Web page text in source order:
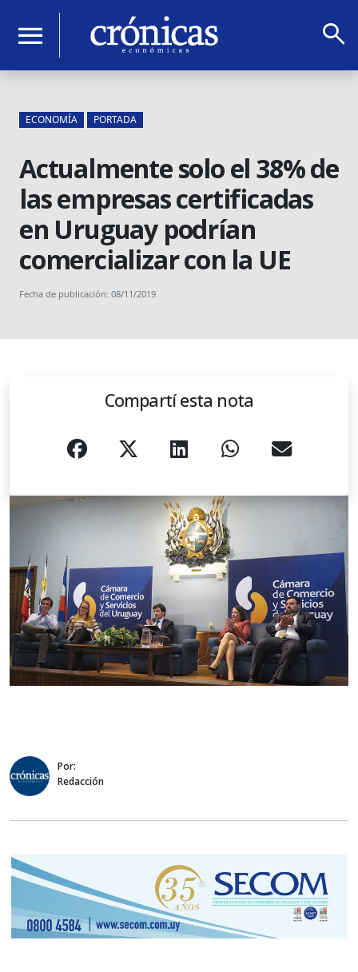
menu search
ECONOMÍA PORTADA
Actualmente solo el 38% de
las empresas certificadas
en Uruguay podrían
comercializar con la UE
Fecha de publicación: 08/11/2019
Compartí esta nota
Por:
Redacción